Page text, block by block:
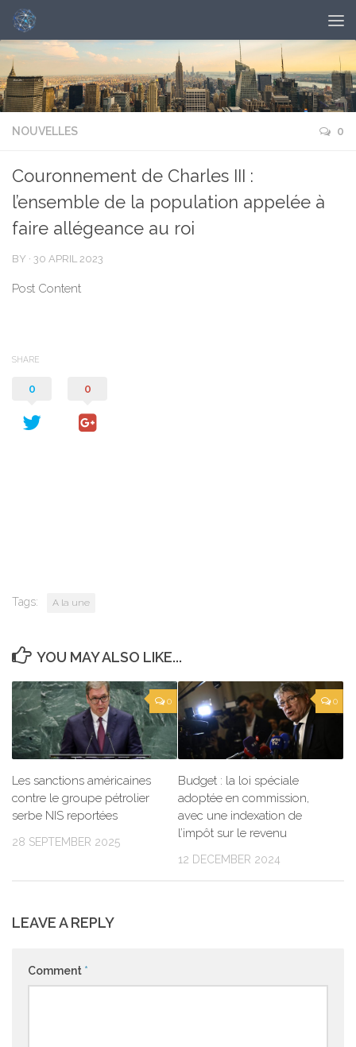
NOUVELLES 0
Couronnement de Charles III :
l’ensemble de la population appelée à
faire allégeance au roi
BY · 30 APRIL 2023
Post Content
SHARE
0 0
Tags: A la une
YOU MAY ALSO LIKE...
0
Les sanctions américaines
contre le groupe pétrolier
serbe NIS reportées
28 SEPTEMBER 2025
0
Budget : la loi spéciale
adoptée en commission,
avec une indexation de
l’impôt sur le revenu
12 DECEMBER 2024
LEAVE A REPLY
Comment *